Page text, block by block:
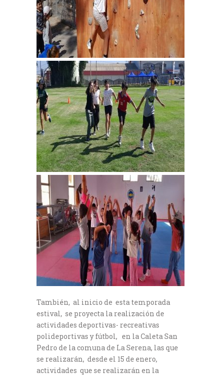
También, al inicio de esta temporada
estival, se proyecta la realización de
actividades deportivas- recreativas
polideportivas y fútbol, en la Caleta San
Pedro de la comuna de La Serena, las que
se realizarán, desde el 15 de enero,
actividades que se realizarán en la